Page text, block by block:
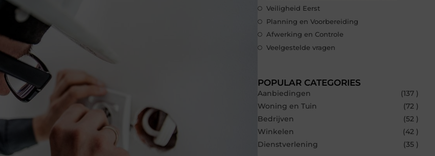
Veiligheid Eerst
Planning en Voorbereiding
Afwerking en Controle
Veelgestelde vragen
POPULAR CATEGORIES
Aanbiedingen
(137 )
Woning en Tuin
(72 )
Bedrijven
(52 )
Winkelen
(42 )
Dienstverlening
(35 )